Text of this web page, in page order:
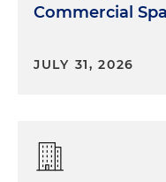
Commercial
JULY 31, 2026